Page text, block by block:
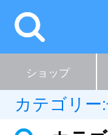
ショップ
カテゴリー: